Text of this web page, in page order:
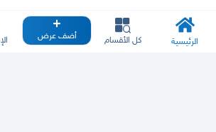
الرئيسية كل الأقسام أضف عرض